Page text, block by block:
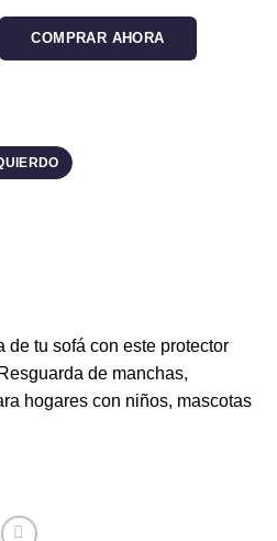
en L cantidad
COMPRAR AHORA
de tu sofá con este protector
de manchas,
hogares con niños, mascotas